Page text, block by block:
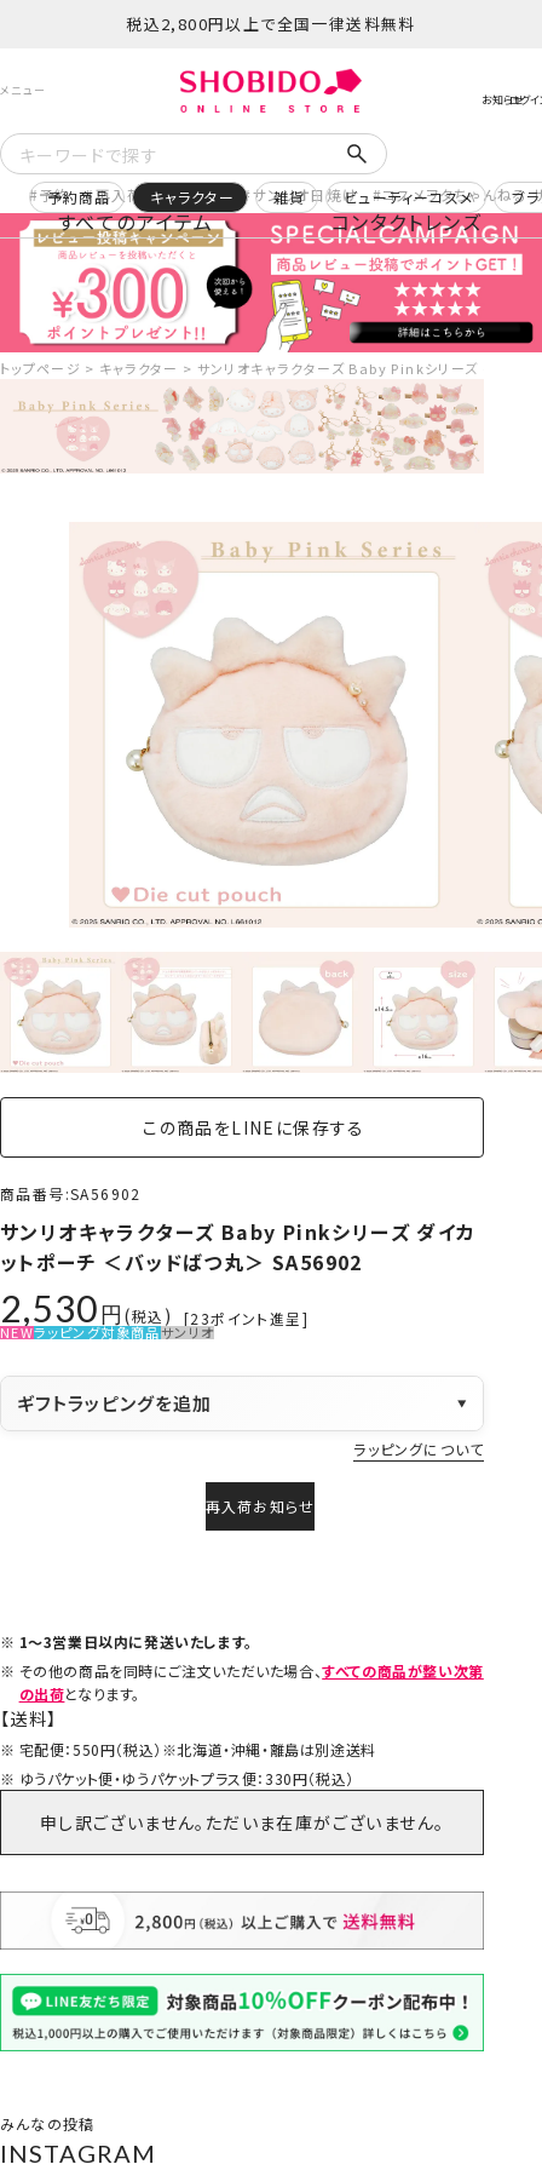
税込2,800円以上で全国一律送料無料
予約 再入荷 ヒロアカ サンリオ日焼け コスメヲタちゃんねる
すべてのアイテム コンタクトレンズ
予約商品 キャラクター 雑貨 ビューティーコスメ ブ
トップページ キャラクター サンリオキャラクターズ Baby Pinkシリーズ ダイカ
この商品をLINEに保存する
商品番号 SA56902
サンリオキャラクターズ Baby Pinkシリーズ ダイカ
ットポーチ ＜バッドばつ丸＞ SA56902
2,530 税込 [23ポイント進呈]
NEWラッピング対象商品サンリオ
ギフトラッピングを追加 ▼
ラッピングについて
再入荷お知らせ
1～3営業日以内に発送いたします。
その他の商品を同時にご注文いただいた場合、すべての商品が整い次第
の出荷となります。
【送料】
宅配便：550円（税込）※北海道・沖縄・離島は別途送料
ゆうパケット便・ゆうパケットプラス便：330円（税込）
申し訳ございません。ただいま在庫がございません。
みんなの投稿
INSTAGRAM